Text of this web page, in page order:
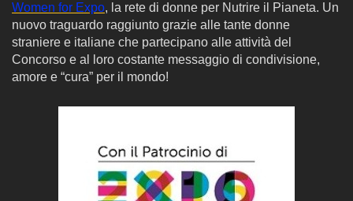
Women for Expo, la rete di donne per Nutrire il Pianeta. Un
nuovo traguardo raggiunto grazie alle tante donne
straniere e italiane che partecipano alle attività del
Concorso e al loro costante messaggio di condivisione,
amore e “cura” per il mondo!